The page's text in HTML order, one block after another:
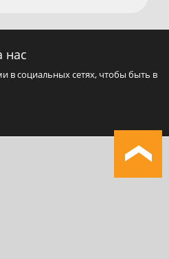
нас
в социальных сетях, чтобы быть в